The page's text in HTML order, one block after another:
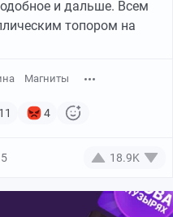
и дальше. Всем
топором на
Магниты
11 4
18.9K